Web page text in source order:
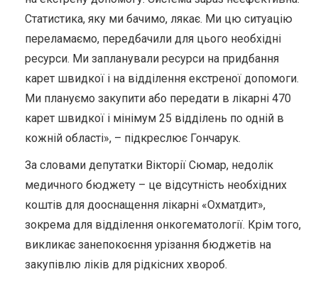
Статистика, яку ми бачимо, лякає. Ми цю ситуацію
переламаємо, передбачили для цього необхідні
ресурси. Ми запланували ресурси на придбання
карет швидкої і на відділення екстреної допомоги.
Ми плануємо закупити або передати в лікарні 470
карет швидкої і мінімум 25 відділень по одній в
кожній області», – підкреслює Гончарук.
За словами депутатки Вікторії Сюмар, недолік
медичного бюджету – це відсутність необхідних
коштів для дооснащення лікарні «Охматдит»,
зокрема для відділення онкогематології. Крім того,
викликає занепокоєння урізання бюджетів на
закупівлю ліків для рідкісних хвороб.